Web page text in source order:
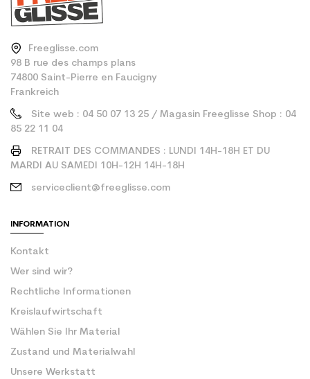
Freeglisse.com
98 B rue des champs plans
74800 Saint-Pierre en Faucigny
Frankreich
Site web : 04 50 07 13 25 / Magasin Freeglisse Shop : 04
85 22 11 04
RETRAIT DES COMMANDES : LUNDI 14H-18H ET DU
MARDI AU SAMEDI 10H-12H 14H-18H
serviceclient@freeglisse.com
INFORMATION
Kontakt
Wer sind wir?
Rechtliche Informationen
Kreislaufwirtschaft
Wählen Sie Ihr Material
Zustand und Materialwahl
Unsere Werkstatt